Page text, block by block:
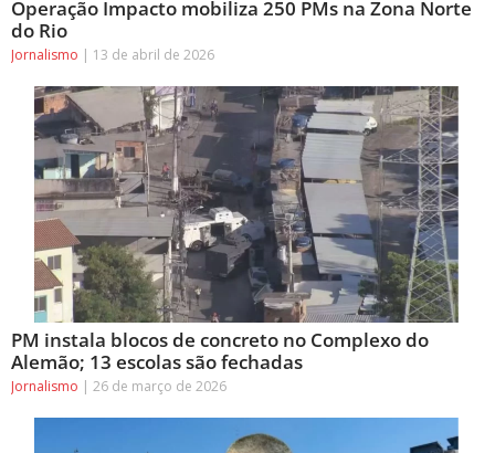
Operação Impacto mobiliza 250 PMs na Zona Norte
do Rio
Jornalismo 13 de abril de 2026
PM instala blocos de concreto no Complexo do
Alemão; 13 escolas são fechadas
Jornalismo 26 de março de 2026